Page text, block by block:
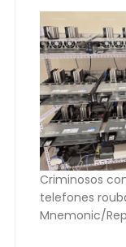
Criminosos
telefones
Mnemonic/